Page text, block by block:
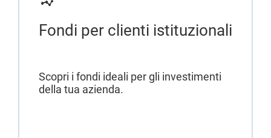
Fondi per clienti istituzionali
Scopri i fondi ideali per gli investimenti
della tua azienda.